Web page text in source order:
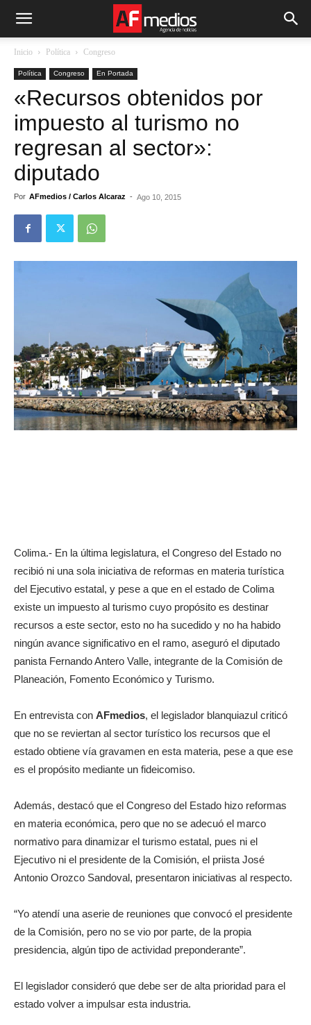
Inicio Política Congreso
Política Congreso En Portada
«Recursos obtenidos por
impuesto al turismo no
regresan al sector»:
diputado
Por AFmedios / Carlos Alcaraz - Ago 10, 2015
Colima.- En la última legislatura, el Congreso del Estado no
recibió ni una sola iniciativa de reformas en materia turística
del Ejecutivo estatal, y pese a que en el estado de Colima
existe un impuesto al turismo cuyo propósito es destinar
recursos a este sector, esto no ha sucedido y no ha habido
ningún avance significativo en el ramo, aseguró el diputado
panista Fernando Antero Valle, integrante de la Comisión de
Planeación, Fomento Económico y Turismo.
En entrevista con AFmedios, el legislador blanquiazul criticó
que no se reviertan al sector turístico los recursos que el
estado obtiene vía gravamen en esta materia, pese a que ese
es el propósito mediante un fideicomiso.
Además, destacó que el Congreso del Estado hizo reformas
en materia económica, pero que no se adecuó el marco
normativo para dinamizar el turismo estatal, pues ni el
Ejecutivo ni el presidente de la Comisión, el priista José
Antonio Orozco Sandoval, presentaron iniciativas al respecto.
“Yo atendí una aserie de reuniones que convocó el presidente
de la Comisión, pero no se vio por parte, de la propia
presidencia, algún tipo de actividad preponderante”.
El legislador consideró que debe ser de alta prioridad para el
estado volver a impulsar esta industria.